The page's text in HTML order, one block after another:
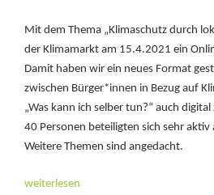
Mit dem Thema „Klimaschutz durch
der Klimamarkt am 15.4.2021 ein
Damit haben wir ein neues Format
zwischen Bürger*innen in Bezug auf
„Was kann ich selber tun?“ auch
40 Personen beteiligten sich sehr aktiv
Weitere Themen sind angedacht.
„Klimaschutz
weiterlesen